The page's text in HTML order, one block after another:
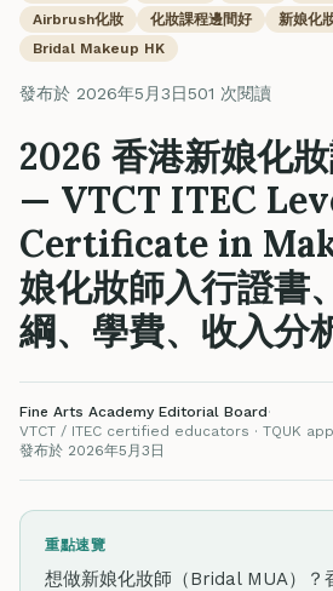
Airbrush化妝
化妝課程邊間好
新娘化
Bridal Makeup HK
發布於 2026年5月3日501 次閱讀
2026 香港新娘化
— VTCT ITEC
Certificate in
娘化妝師入行證書
綱、學費、收入分
Fine Arts Academy Editorial Board·
VTCT / ITEC certified educators · TQUK
發布於 2026年5月3日
重點速覽
想做新娘化妝師（Bridal MUA）？